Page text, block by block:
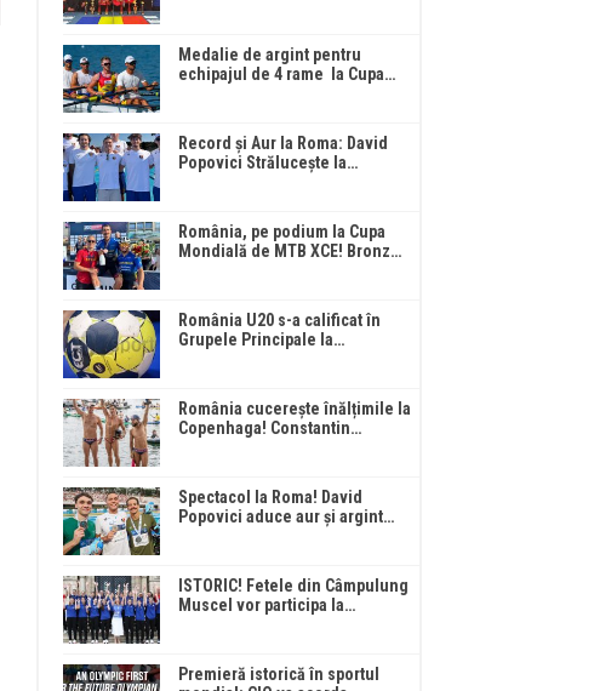
Medalie de argint pentru
echipajul de 4 rame la Cupa…
Record și Aur la Roma: David
Popovici Strălucește la…
România, pe podium la Cupa
Mondială de MTB XCE! Bronz…
România U20 s-a calificat în
Grupele Principale la…
România cucerește înălțimile la
Copenhaga! Constantin…
Spectacol la Roma! David
Popovici aduce aur și argint…
ISTORIC! Fetele din Câmpulung
Muscel vor participa la…
Premieră istorică în sportul